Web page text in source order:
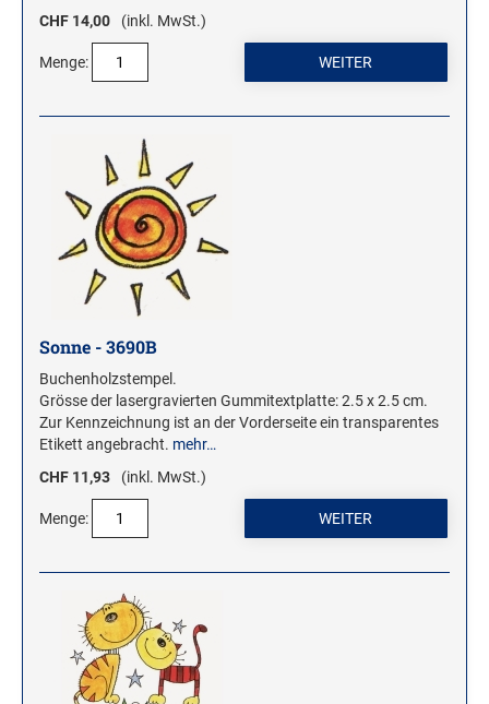
CHF 14,00
(inkl. MwSt.)
Menge:
Sonne - 3690B
Buchenholzstempel.
Grösse der lasergravierten Gummitextplatte: 2.5 x 2.5 cm.
Zur Kennzeichnung ist an der Vorderseite ein transparentes
Etikett angebracht. mehr…
CHF 11,93
(inkl. MwSt.)
Menge: